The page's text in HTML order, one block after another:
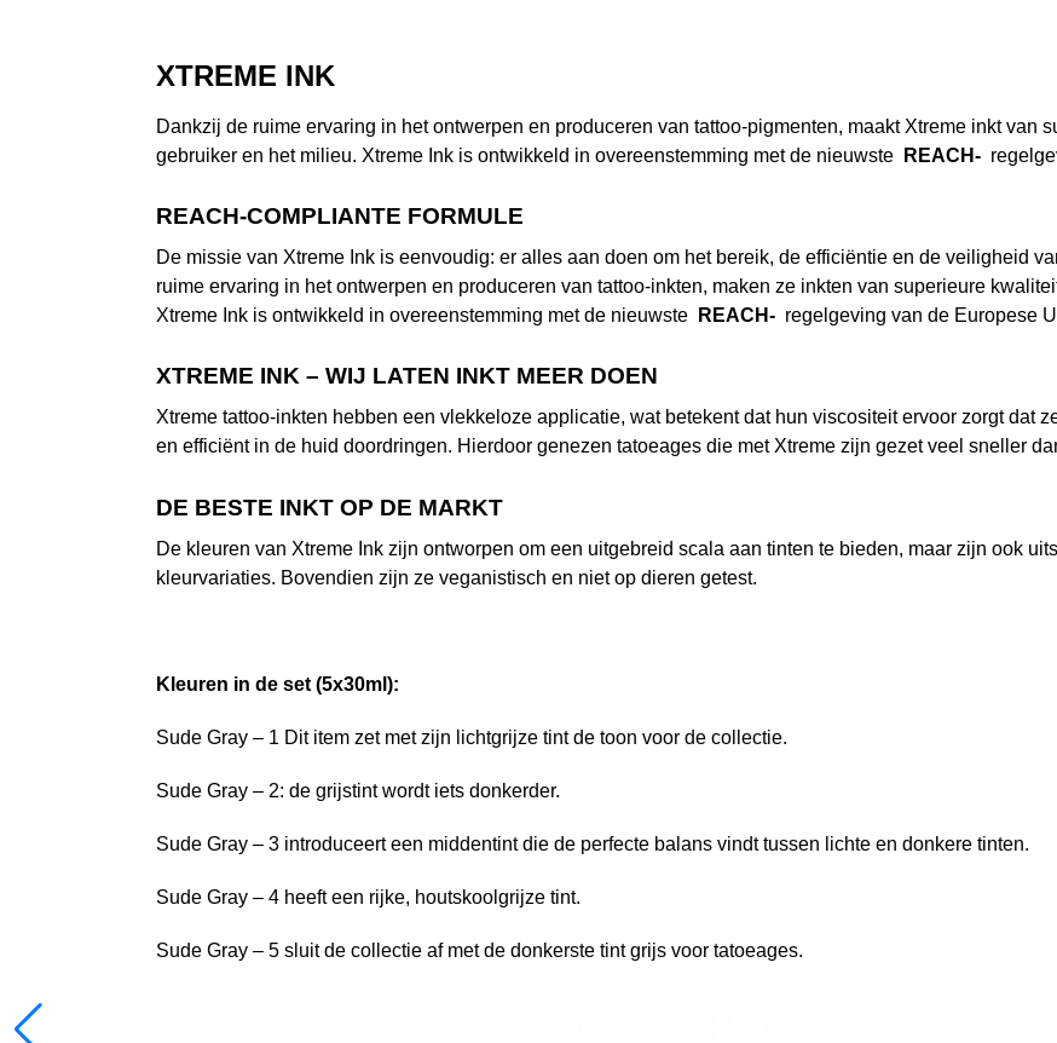
XTREME INK
Dankzij de ruime ervaring in het ontwerpen en produceren van tattoo-pigmenten, maakt Xtreme inkt van
gebruiker en het milieu. Xtreme Ink is ontwikkeld in overeenstemming met de nieuwste
REACH-
REACH-COMPLIANTE FORMULE
De missie van Xtreme Ink is eenvoudig: er alles aan doen om het bereik, de efficiëntie en de veiligheid
ruime ervaring in het ontwerpen en produceren van tattoo-inkten, maken ze inkten van superieure
Xtreme Ink is ontwikkeld in overeenstemming met de nieuwste
REACH-regelgeving van de Europese
XTREME INK – WIJ LATEN INKT MEER DOEN
Xtreme tattoo-inkten hebben een vlekkeloze applicatie, wat betekent dat hun viscositeit ervoor zorgt dat
en efficiënt in de huid doordringen. Hierdoor genezen tatoeages die met Xtreme zijn gezet veel sneller
DE BESTE INKT OP DE MARKT
De kleuren van Xtreme Ink zijn ontworpen om een ​​uitgebreid scala aan tinten te bieden, maar zijn ook
kleurvariaties. Bovendien zijn ze veganistisch en niet op dieren getest.
Kleuren in de set (5x30ml):
Sude Gray – 1 Dit item zet met zijn lichtgrijze tint de toon voor de collectie.
Sude Gray – 2: de grijstint wordt iets donkerder.
Sude Gray – 3 introduceert een middentint die de perfecte balans vindt tussen lichte en donkere tinten.
Sude Gray – 4 heeft een rijke, houtskoolgrijze tint.
Sude Gray – 5 sluit de collectie af met de donkerste tint grijs voor tatoeages.